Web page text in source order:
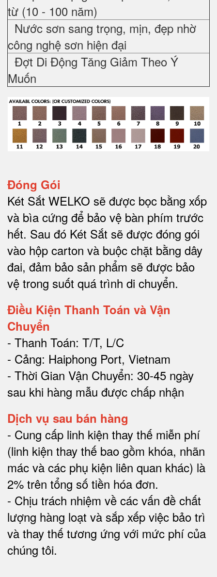
từ (10 - 100 năm)
Nước sơn sang trọng, mịn, đẹp nhờ
công nghệ sơn hiện đại
Đợt Di Động Tăng Giảm Theo Ý
Muốn
Đóng Gói
Két Sắt WELKO sẽ được bọc bằng xốp
và bìa cứng để bảo vệ bàn phím trước
hết. Sau đó Két Sắt sẽ được đóng gói
vào hộp carton và buộc chặt bằng dây
đai, đảm bảo sản phẩm sẽ được bảo
vệ trong suốt quá trình di chuyển.
Điều Kiện Thanh Toán và Vận
Chuyển
- Thanh Toán: T/T, L/C
- Cảng: Haiphong Port, Vietnam
- Thời Gian Vận Chuyển: 30-45 ngày
sau khi hàng mẫu được chấp nhận
Dịch vụ sau bán hàng
- Cung cấp linh kiện thay thế miễn phí
(linh kiện thay thế bao gồm khóa, nhãn
mác và các phụ kiện liên quan khác) là
2% trên tổng số tiền hóa đơn.
- Chịu trách nhiệm về các vấn đề chất
lượng hàng loạt và sắp xếp việc bảo trì
và thay thế tương ứng với mức phí của
chúng tôi.